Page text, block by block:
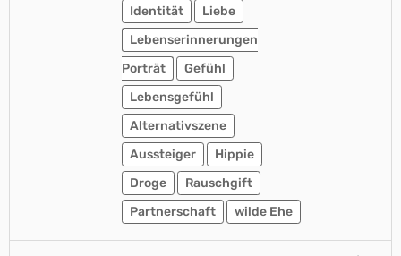
Identität
Liebe
Lebenserinnerungen
Porträt
Gefühl
Lebensgefühl
Alternativszene
Aussteiger
Hippie
Droge
Rauschgift
Partnerschaft
wilde Ehe